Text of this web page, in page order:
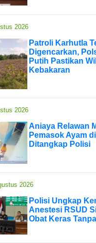
2026
Patroli Karhutla
Digencarkan,
Putih Pastikan
Kebakaran
2026
Aniaya Relawan
Pemasok Ayam
Ditangkap Polisi
2026
Polisi Ungkap
Anestesi RSUD
Obat Keras